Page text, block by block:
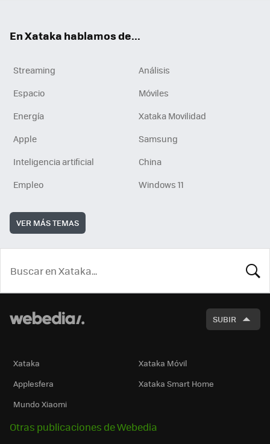
En Xataka hablamos de...
Streaming
Análisis
Espacio
Móviles
Energía
Xataka Movilidad
Apple
Samsung
Inteligencia artificial
China
Empleo
Windows 11
VER MÁS TEMAS
SUBIR
Xataka
Xataka Móvil
Applesfera
Xataka Smart Home
Mundo Xiaomi
Otras publicaciones de Webedia